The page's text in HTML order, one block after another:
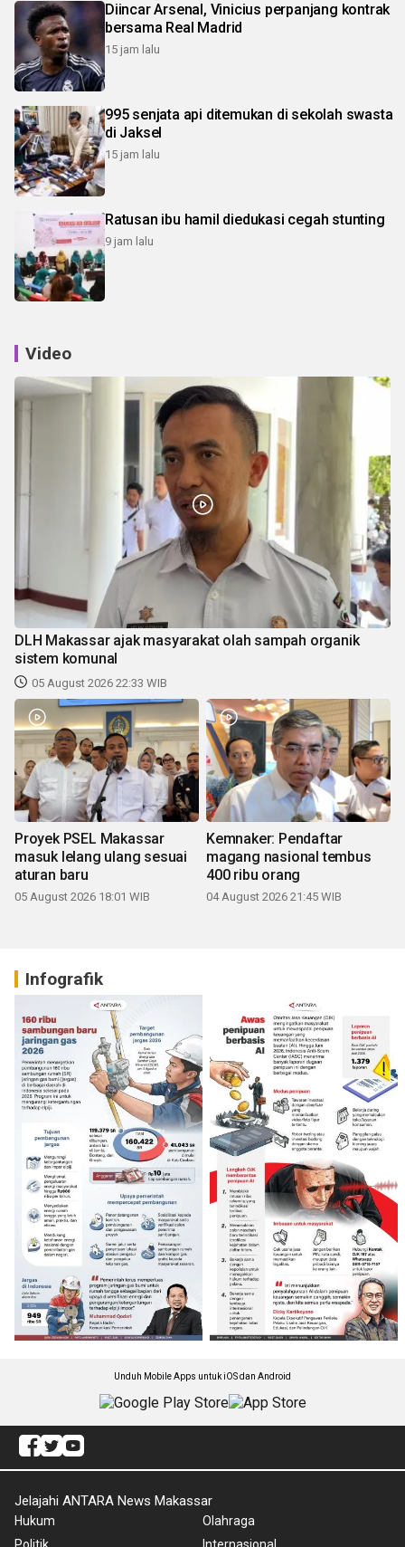
Diincar Arsenal, Vinicius perpanjang kontrak
bersama Real Madrid
15 jam lalu
995 senjata api ditemukan di sekolah swasta
di Jaksel
15 jam lalu
Ratusan ibu hamil diedukasi cegah stunting
9 jam lalu
Video
DLH Makassar ajak masyarakat olah sampah organik
sistem komunal
05 August 2026 22:33 WIB
Proyek PSEL Makassar
masuk lelang ulang sesuai
aturan baru
05 August 2026 18:01 WIB
Kemnaker: Pendaftar
magang nasional tembus
400 ribu orang
04 August 2026 21:45 WIB
Infografik
Unduh Mobile Apps untuk iOS dan Android
Jelajahi ANTARA News Makassar
Hukum
Olahraga